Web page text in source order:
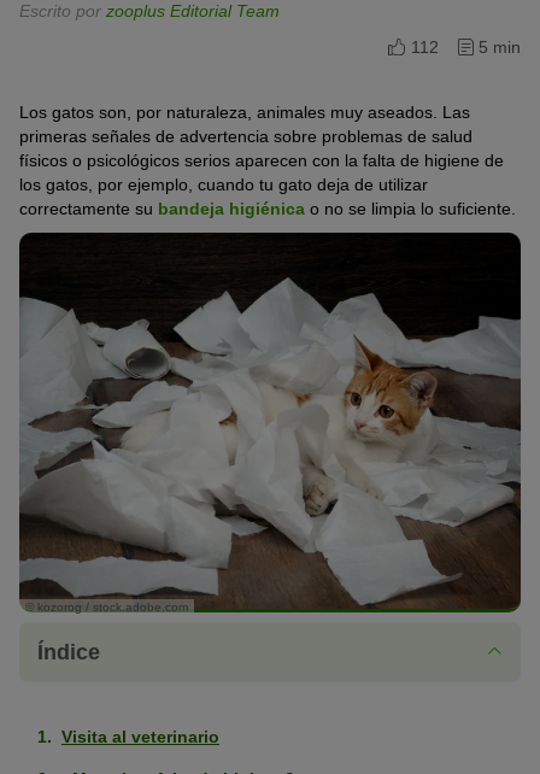
Escrito por zooplus Editorial Team
112
5 min
Los gatos son, por naturaleza, animales muy aseados. Las
primeras señales de advertencia sobre problemas de salud
físicos o psicológicos serios aparecen con la falta de higiene de
los gatos, por ejemplo, cuando tu gato deja de utilizar
correctamente su bandeja higiénica o no se limpia lo suficiente.
© kozorog / stock.adobe.com
Índice
Visita al veterinario